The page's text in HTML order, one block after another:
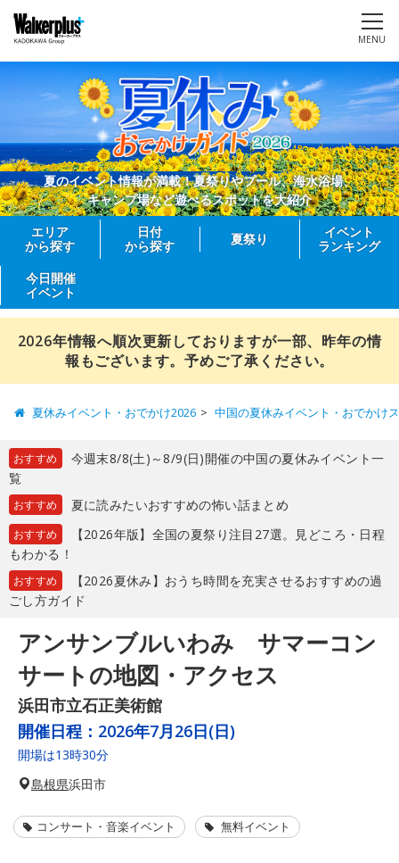
MENU
夏のイベント情報が満載！夏祭りやプール、海水浴場、
キャンプ場など遊べるスポットを大紹介
エリア
から探す
日付
から探す
夏祭り
イベント
ランキング
今日開催
イベント
2026年情報へ順次更新しておりますが一部、昨年の情
報もございます。予めご了承ください。
夏休みイベント・おでかけ2026 中国の夏休みイベント・おでかけ
おすすめ
今週末8/8(土)～8/9(日)開催の中国の夏休みイベント一
覧
おすすめ 夏に読みたいおすすめの怖い話まとめ
おすすめ
【2026年版】全国の夏祭り注目27選。見どころ・日程
もわかる！
おすすめ
【2026夏休み】おうち時間を充実させるおすすめの過
ごし方ガイド
アンサンブルいわみ サマーコン
サートの地図・アクセス
浜田市立石正美術館
開催日程： 2026年7月26日(日)
開場は13時30分
島根県浜田市
コンサート・音楽イベント 無料イベント